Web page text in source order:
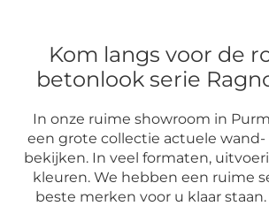
Kom langs voor de
betonlook serie
In onze ruime showroom in
een grote collectie actuele
bekijken. In veel formaten,
kleuren. We hebben een ruime
beste merken voor u klaar